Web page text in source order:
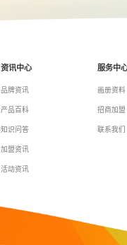
资讯中心
品牌资讯
产品百科
知识问答
加盟资讯
活动资讯
服务中
画册资料
招商加盟
联系我们